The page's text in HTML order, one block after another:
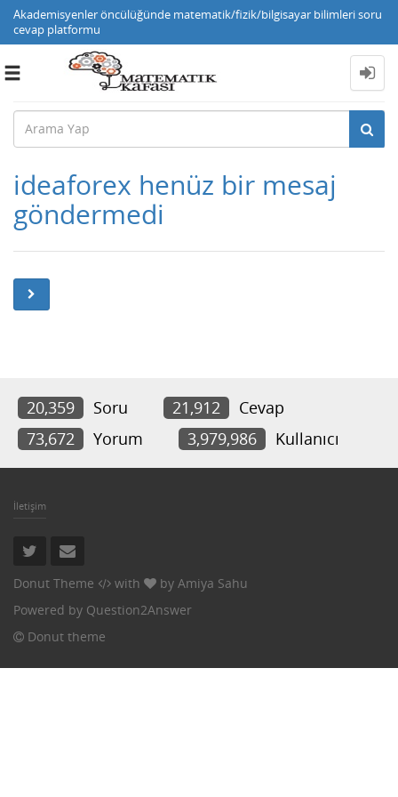
Akademisyenler öncülüğünde matematik/fizik/bilgisayar bilimleri soru
cevap platformu
Toggle
ideaforex henüz bir mesaj
göndermedi
20,359 Soru 21,912
Cevap
73,672
Yorum 3,979,986 Kullanıcı
İletişim
Donut Theme with by Amiya Sahu
Powered by Question2Answer
Donut theme